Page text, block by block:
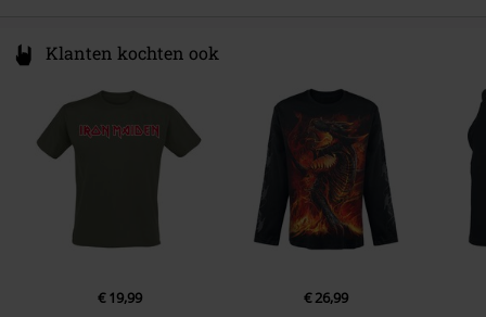
Klanten kochten ook
€ 19,99 € 26,99